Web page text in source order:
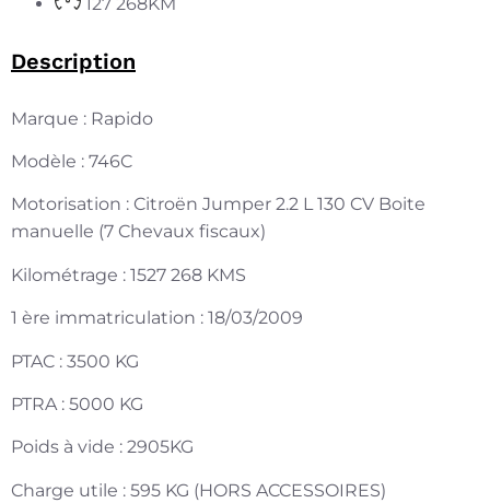
Description
Marque : Rapido
Modèle : 746C
Motorisation : Citroën Jumper 2.2 L 130 CV Boite
manuelle (7 Chevaux fiscaux)
Kilométrage : 1527 268 KMS
1 ère immatriculation : 18/03/2009
PTAC : 3500 KG
PTRA : 5000 KG
Poids à vide : 2905KG
Charge utile : 595 KG (HORS ACCESSOIRES)